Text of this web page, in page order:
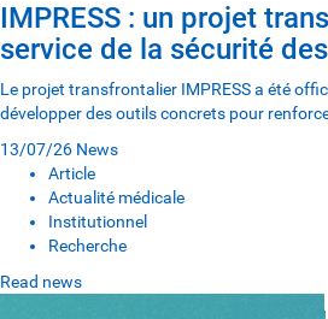
IMPRESS : un projet
service de la sécurité
Le projet transfrontalier IMPRESS a été
développer des outils concrets pour
13/07/26 News
Article
Actualité médicale
Institutionnel
Recherche
Read news